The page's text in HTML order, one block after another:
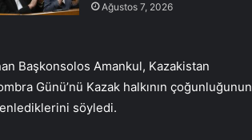
Ağustos 7, 2026
Başkonsolos Amankul, Kazakistan
Günü’nü Kazak halkının çoğunluğunun
söyledi.